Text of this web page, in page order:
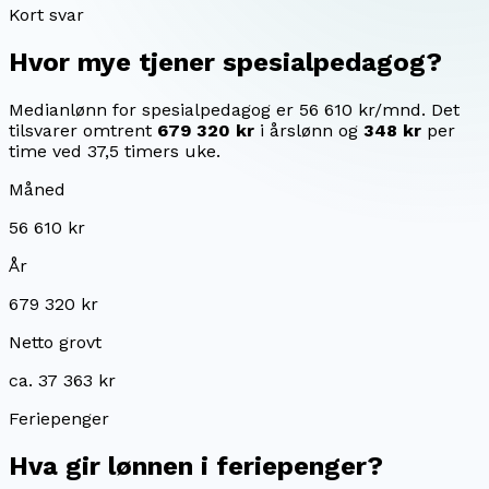
Kort svar
Hvor mye tjener spesialpedagog?
Medianlønn for spesialpedagog er 56 610 kr/mnd. Det
tilsvarer omtrent 679 320 kr i årslønn og 348 kr per
time ved 37,5 timers uke.
Måned
56 610 kr
År
679 320 kr
Netto grovt
ca. 37 363 kr
Feriepenger
Hva gir lønnen i feriepenger?